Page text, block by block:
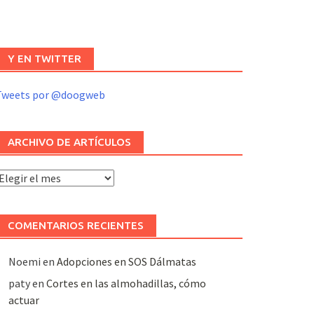
Y EN TWITTER
por @doogweb
ARCHIVO DE ARTÍCULOS
Archivo
COMENTARIOS RECIENTES
Noemi en Adopciones en SOS Dálmatas
patyen Cortes en las almohadillas, cómo
actuar